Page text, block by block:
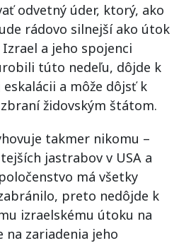
odvetný úder, ktorý, ako
rádovo silnejší ako útok
a jeho spojenci
túto nedeľu, dôjde k
a môže dôjsť k
židovským štátom.
takmer nikomu –
jastrabov v USA a
má všetky
preto nedôjde k
izraelskému útoku na
na zariadenia jeho